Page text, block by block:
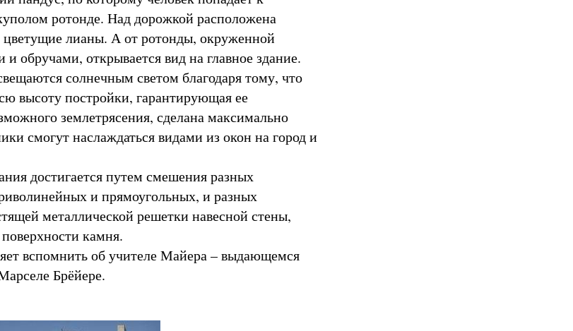
ротонде. Над дорожкой расположена
лианы. А от ротонды, окруженной
обручами, открывается вид на главное здание.
солнечным светом благодаря тому, что
высоту постройки, гарантирующая ее
землетрясения, сделана максимально
смогут наслаждаться видами из окон на город и
достигается путем смешения разных
и прямоугольных, и разных
металлической решетки навесной стены,
камня.
вспомнить об учителе Майера – выдающемся
Брёйере.